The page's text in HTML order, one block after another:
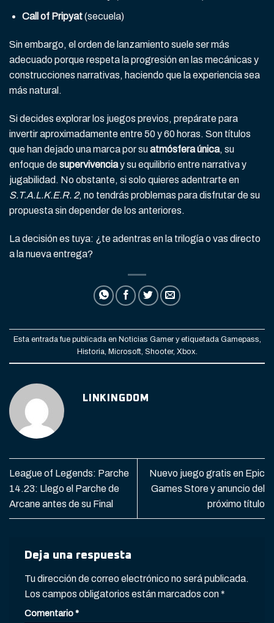
Call of Pripyat(secuela)
Sin embargo, el orden de lanzamiento suele ser más
adecuado porque respeta la progresión en las mecánicas y
construcciones narrativas, haciendo que la experiencia sea
más natural.
Si decides explorar los juegos previos, prepárate para
invertir aproximadamente entre 50 y 60 horas. Son títulos
que han dejado una marca por suatmósfera única, su
enfoque desupervivenciay su equilibrio entre narrativa y
jugabilidad. No obstante, si solo quieres adentrarte en
S.T.A.L.K.E.R. 2, no tendrás problemas para disfrutar de su
propuesta sin depender de los anteriores.
La decisión es tuya: ¿te adentras en la trilogía o vas directo
a la nueva entrega?
Esta entrada fue publicada en Noticias Gamery etiquetada Gamepass,
Historia, Microsoft, Shooter, Xbox.
LINKINGDOM
League of Legends: Parche
14.23: Llego el Parche de
Arcane antes de su Final
Nuevo juego gratis en Epic
Games Store y anuncio del
próximo título
Deja una respuesta
Tu dirección de correo electrónico no será publicada.
Los campos obligatorios están marcados con*
Comentario*